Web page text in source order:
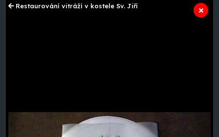
Restaurování vitráží v kostele Sv. Jiří